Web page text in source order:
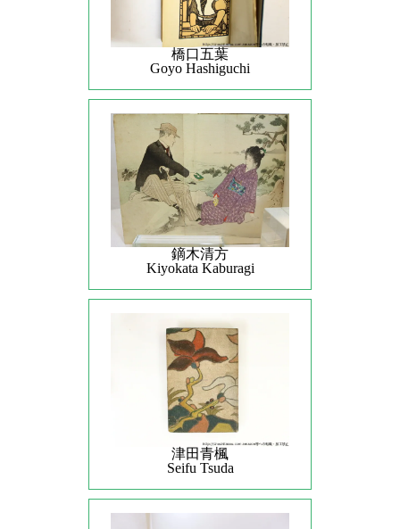
橋口五葉
Goyo Hashiguchi
鏑木清方
Kiyokata Kaburagi
津田青楓
Seifu Tsuda